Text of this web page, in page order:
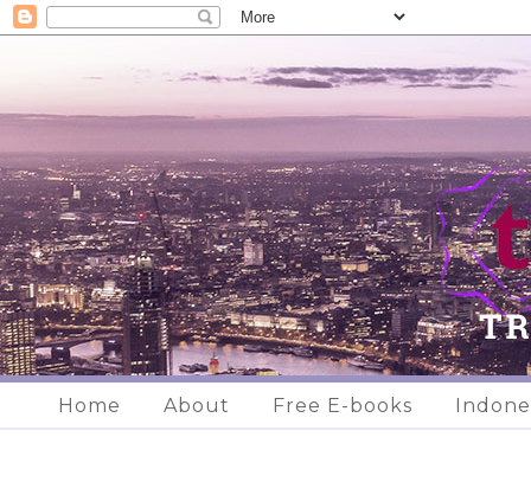
Home About Free E-books